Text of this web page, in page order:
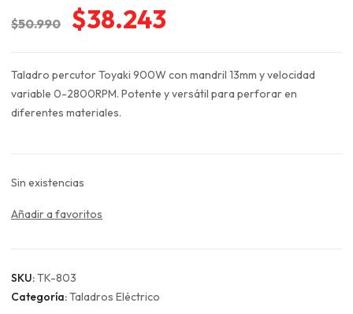
$50.990
El
original
era:
$50.990.
$38.243
actual
es:
Taladro percutor Toyaki 900W con mandril 13mm y velocidad
variable 0-2800RPM. Potente y versátil para perforar en
diferentes materiales.
Sin existencias
Añadir a favoritos
SKU:TK-803
Categoría:Taladros Eléctrico